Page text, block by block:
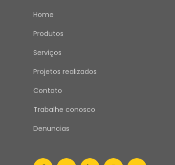
Home
Produtos
Serviços
Projetos realizados
Contato
Trabalhe conosco
Denuncias